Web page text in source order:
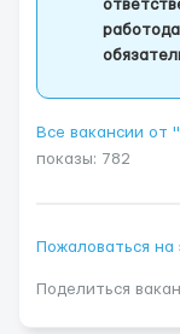
Все вакансии
показы: 782
Пожаловаться на
Поделиться